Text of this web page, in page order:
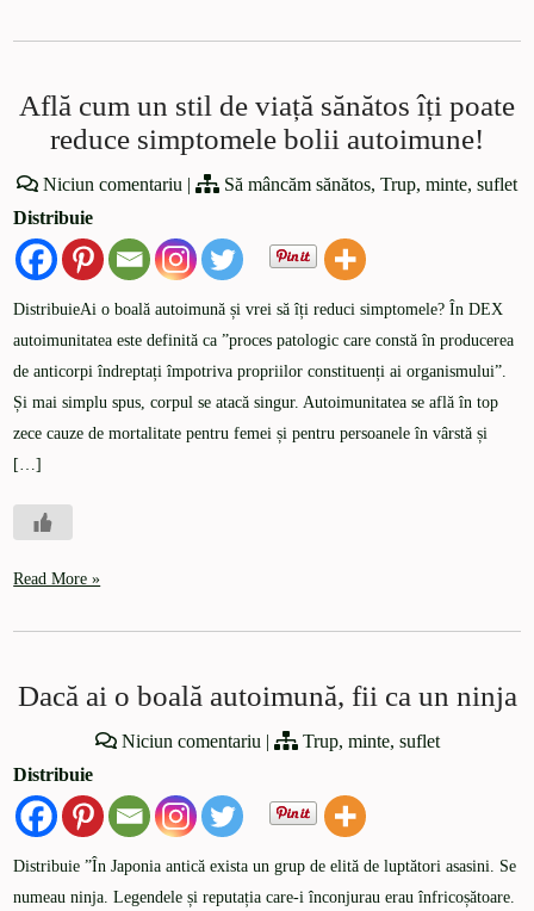
Află cum un stil de viață sănătos îți poate
reduce simptomele bolii autoimune!
Niciun comentariu | Să mâncăm sănătos, Trup, minte, suflet
Distribuie
DistribuieAi o boală autoimună și vrei să îți reduci simptomele? În DEX
autoimunitatea este definită ca ”proces patologic care constă în producerea
de anticorpi îndreptați împotriva propriilor constituenți ai organismului”.
Și mai simplu spus, corpul se atacă singur. Autoimunitatea se află în top
zece cauze de mortalitate pentru femei și pentru persoanele în vârstă și
[…]
Read More »
Dacă ai o boală autoimună, fii ca un ninja
Niciun comentariu |
Trup, minte, suflet
Distribuie
Distribuie ”În Japonia antică exista un grup de elită de luptători asasini. Se
numeau ninja. Legendele și reputația care-i înconjurau erau înfricoșătoare.